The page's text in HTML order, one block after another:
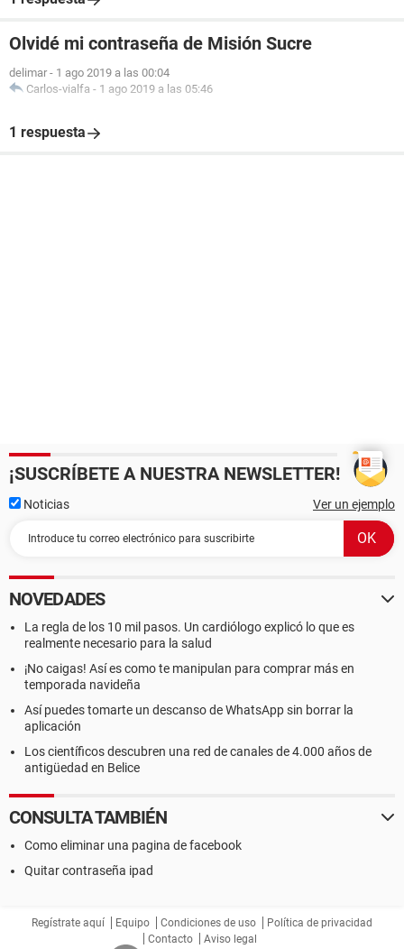
Olvidé mi contraseña de Misión Sucre
delimar - 1 ago 2019 a las 00:04
Carlos-vialfa - 1 ago 2019 a las 05:46
1 respuesta
¡SUSCRÍBETE A NUESTRA NEWSLETTER!
Noticias Ver un ejemplo
NOVEDADES
La regla de los 10 mil pasos. Un cardiólogo explicó lo que es
realmente necesario para la salud
¡No caigas! Así es como te manipulan para comprar más en
temporada navideña
Así puedes tomarte un descanso de WhatsApp sin borrar la
aplicación
Los científicos descubren una red de canales de 4.000 años de
antigüedad en Belice
CONSULTA TAMBIÉN
Como eliminar una pagina de facebook
Quitar contraseña ipad
Regístrate aquí Equipo Condiciones de uso
Política de privacidad
Contacto
Aviso legal